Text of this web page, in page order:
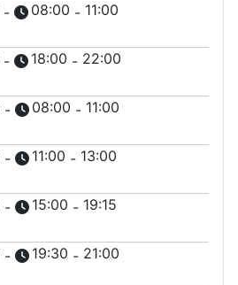
- 08:00 - 11:00
- 18:00 - 22:00
- 08:00 - 11:00
- 11:00 - 13:00
- 15:00 - 19:15
- 19:30 - 21:00